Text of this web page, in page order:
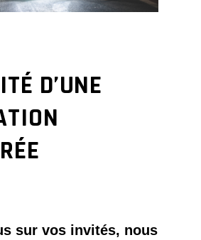
D’UNE
sur vos invités, nous